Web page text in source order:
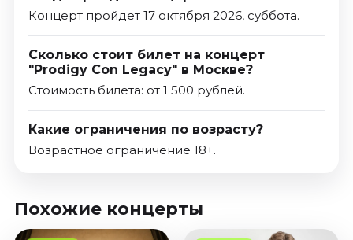
Концерт пройдет 17 октября 2026, суббота.
Сколько стоит билет на концерт
"Prodigy Con Legacy" в Москве?
Стоимость билета: от 1 500 рублей.
Какие ограничения по возрасту?
Возрастное ограничение 18+.
Похожие концерты